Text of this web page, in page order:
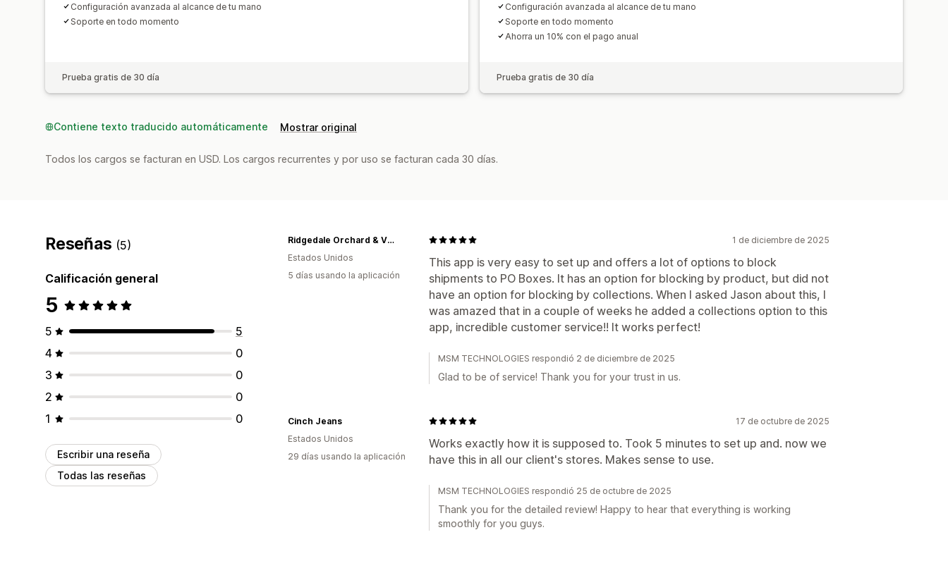
Configuración avanzada al alcance de tu mano
Soporte en todo momento
Prueba gratis de 30 día
Configuración avanzada al alcance de tu mano
Soporte en todo momento
Ahorra un 10% con el pago anual
Prueba gratis de 30 día
Contiene texto traducido automáticamente Mostrar original
Todos los cargos se facturan en USD. Los cargos recurrentes y por uso se facturan cada 30 días.
Reseñas (5)
Calificación general
5
5
5
4
0
3
0
2
0
1
0
Escribir una reseña
Todas las reseñas
1 de diciembre de 2025
This app is very easy to set up and offers a lot of options to block
shipments to PO Boxes. It has an option for blocking by product, but did not
have an option for blocking by collections. When I asked Jason about this, I
was amazed that in a couple of weeks he added a collections option to this
app, incredible customer service!! It works perfect!
Ridgedale Orchard & Vineyard
Estados Unidos
5 días usando la aplicación
MSM TECHNOLOGIES respondió 2 de diciembre de 2025
Glad to be of service! Thank you for your trust in us.
17 de octubre de 2025
Works exactly how it is supposed to. Took 5 minutes to set up and. now we
have this in all our client's stores. Makes sense to use.
Cinch Jeans
Estados Unidos
29 días usando la aplicación
MSM TECHNOLOGIES respondió 25 de octubre de 2025
Thank you for the detailed review! Happy to hear that everything is working
smoothly for you guys.